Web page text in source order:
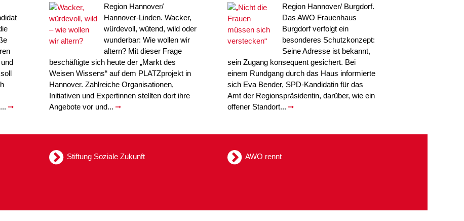
Region Hannover/
Hannover-Linden. Wacker,
würdevoll, wütend, wild oder
wunderbar: Wie wollen wir
altern? Mit dieser Frage
beschäftigte sich heute der „Markt des
Weisen Wissens“ auf dem PLATZprojekt in
Hannover. Zahlreiche Organisationen,
Initiativen und Expertinnen stellten dort ihre
Angebote vor und...
Region Hannover/ Burgdorf.
Das AWO Frauenhaus
Burgdorf verfolgt ein
besonderes Schutzkonzept:
Seine Adresse ist bekannt,
sein Zugang konsequent gesichert. Bei
einem Rundgang durch das Haus informierte
sich Eva Bender, SPD-Kandidatin für das
Amt der Regionspräsidentin, darüber, wie ein
offener Standort...
Stiftung Soziale Zukunft AWO rennt